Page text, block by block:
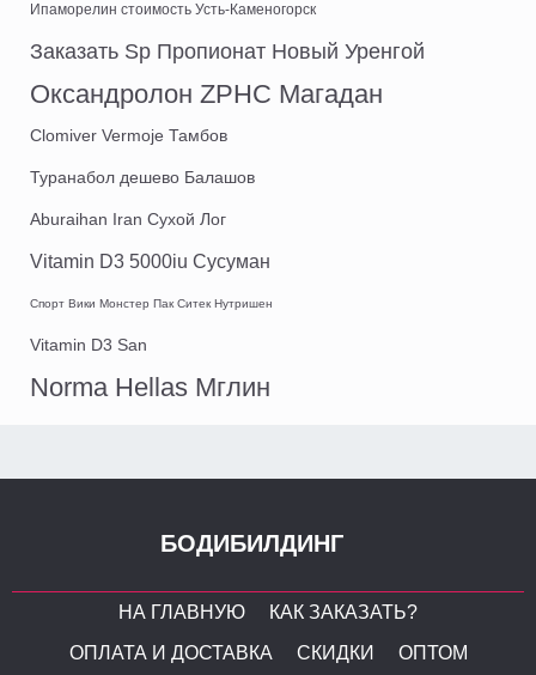
Ипаморелин стоимость Усть-Каменогорск
Заказать Sp Пропионат Новый Уренгой
Оксандролон ZPHC Магадан
Clomiver Vermoje Тамбов
Туранабол дешево Балашов
Aburaihan Iran Сухой Лог
Vitamin D3 5000iu Сусуман
Спорт Вики Монстер Пак Ситек Нутришен
Vitamin D3 San
Norma Hellas Мглин
БОДИБИЛДИНГ
НА ГЛАВНУЮ
КАК ЗАКАЗАТЬ?
ОПЛАТА И ДОСТАВКА
СКИДКИ ОПТОМ